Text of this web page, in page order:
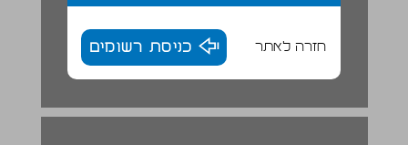
חזרה לאתר כניסת רשומים